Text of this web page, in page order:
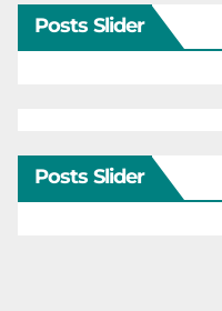
Posts Slider
Posts Slider